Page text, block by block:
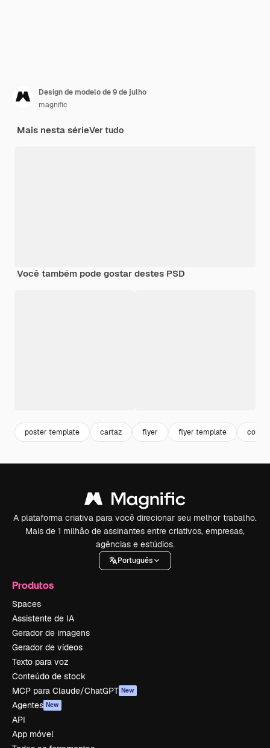
Design de modelo de 9 de julho
magnific
Mais nesta sérieVer tudo
Você também pode gostar destes PSD
poster template cartaz flyer flyer template
A plataforma criativa para você direcionar seu melhor trabalho.
Mais de 1 milhão de assinantes entre criativos, empresas,
agências e estúdios.
Português
Produtos
Spaces
Assistente de IA
Gerador de imagens
Gerador de vídeos
Texto para voz
Conteúdo de stock
MCP para Claude/ChatGPT New
Agentes New
API
App móvel